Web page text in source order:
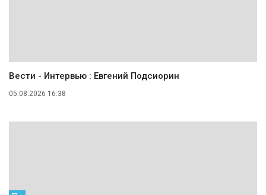
Вести - Интервью : Евгений Подсиорин
05.08.2026 16:38